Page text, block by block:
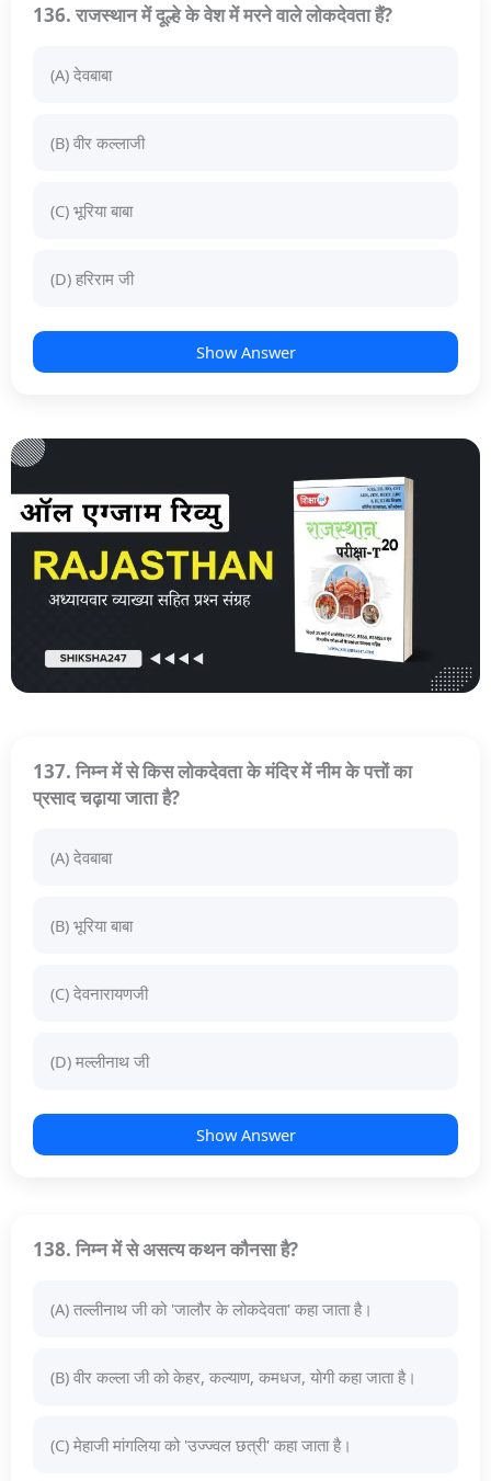
136. राजस्थान में दूल्हे के वेश में मरने वाले लोकदेवता हैं?
(A) देवबाबा
(B) वीर कल्लाजी
(C) भूरिया बाबा
(D) हरिराम जी
Show Answer
137. निम्न में से किस लोकदेवता के मंदिर में नीम के पत्तों का
प्रसाद चढ़ाया जाता है?
(A) देवबाबा
(B) भूरिया बाबा
(C) देवनारायणजी
(D) मल्लीनाथ जी
Show Answer
138. निम्न में से असत्य कथन कौनसा है?
(A) तल्लीनाथ जी को 'जालौर के लोकदेवता' कहा जाता है।
(B) वीर कल्ला जी को केहर, कल्याण, कमधज, योगी कहा जाता है।
(C) मेहाजी मांगलिया को 'उज्ज्वल छत्री' कहा जाता है।